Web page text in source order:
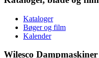
Kataloger
Bøger og film
Kalender
Wilesco Dampmaskiner